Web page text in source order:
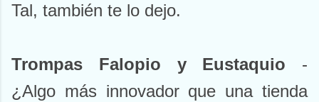
Tal, también te lo dejo.
Trompas Falopio y Eustaquio -
¿Algo más innovador que una tienda